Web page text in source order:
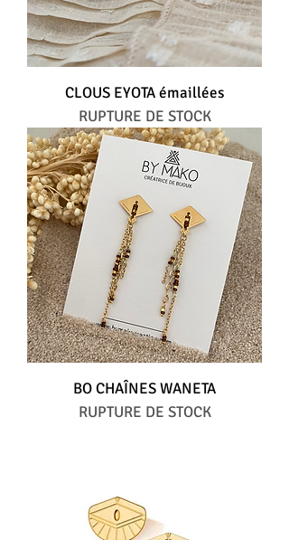
CLOUS EYOTA émaillées
RUPTURE DE STOCK
BO CHAÎNES WANETA
RUPTURE DE STOCK